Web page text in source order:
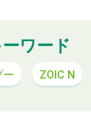
ワード
ー ZOIC N